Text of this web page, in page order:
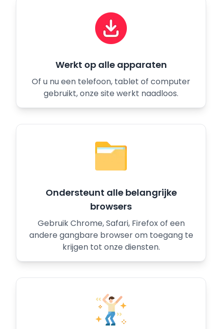
Werkt op alle apparaten
Of u nu een telefoon, tablet of computer
gebruikt, onze site werkt naadloos.
Ondersteunt alle belangrijke
browsers
Gebruik Chrome, Safari, Firefox of een
andere gangbare browser om toegang te
krijgen tot onze diensten.